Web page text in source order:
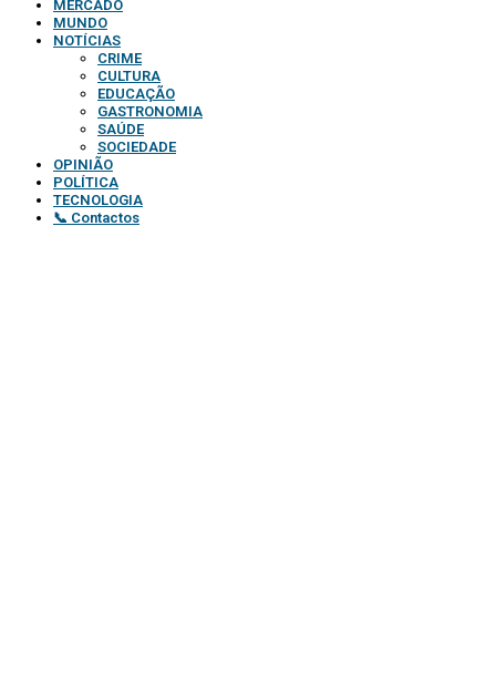
MERCADO
MUNDO
NOTÍCIAS
CRIME
CULTURA
EDUCAÇÃO
GASTRONOMIA
SAÚDE
SOCIEDADE
OPINIÃO
POLÍTICA
TECNOLOGIA
📞 Contactos